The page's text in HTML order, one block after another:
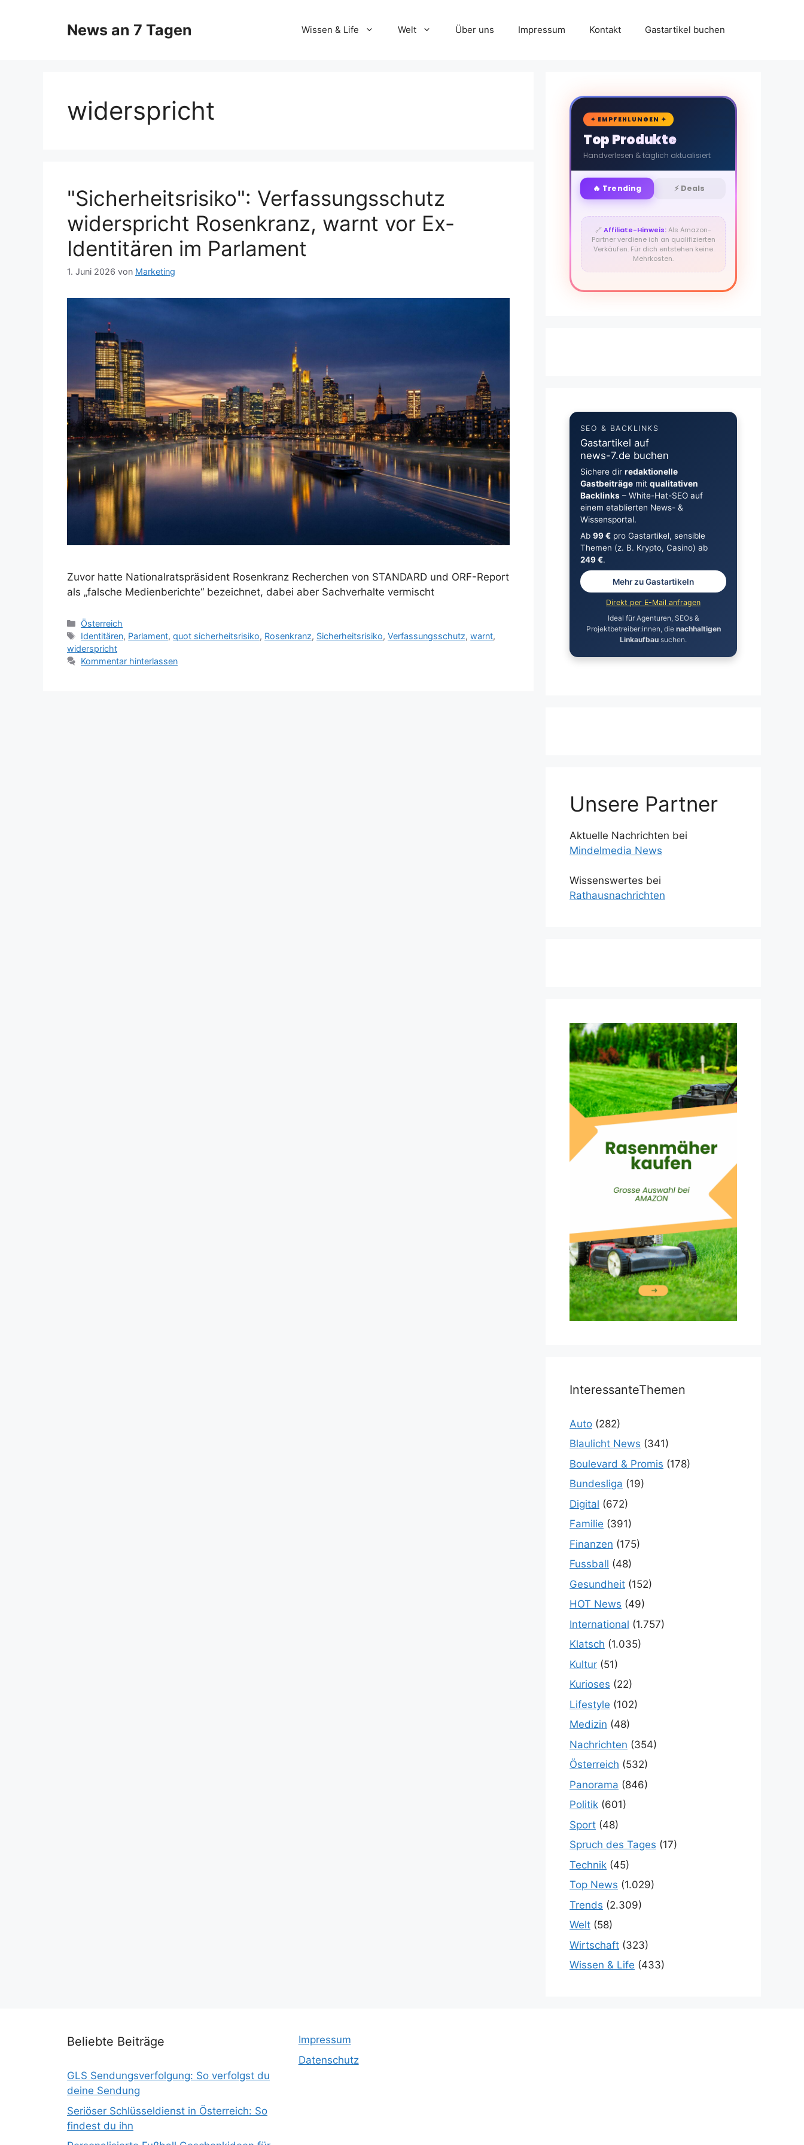
News an 7 Tagen Wissen & Life Welt Über uns Impressum Kontakt Gastartikel buchen
widerspricht
"Sicherheitsrisiko": Verfassungsschutz
widerspricht Rosenkranz, warnt vor Ex-
Identitären im Parlament
1. Juni 2026 von Marketing
Zuvor hatte Nationalratspräsident Rosenkranz Recherchen von STANDARD und ORF-Report
als „falsche Medienberichte“ bezeichnet, dabei aber Sachverhalte vermischt
Kategorien
Österreich
Schlagwörter
Identitären, Parlament,quot sicherheitsrisiko, Rosenkranz, Sicherheitsrisiko,Verfassungsschutz,warnt,
widerspricht
Kommentar hinterlassen
🛒
✦ EMPFEHLUNGEN ✦
Top Produkte
Handverlesen & täglich aktualisiert
🔥 Trending ⚡ Deals
🔗Affiliate-Hinweis:Als Amazon-
Partner verdiene ich an qualifizierten
Verkäufen. Für dich entstehen keine
Mehrkosten.
SEO & BACKLINKS
Gastartikel auf
news-7.de buchen
Sichere dir redaktionelle
Gastbeiträgemit qualitativen
Backlinks– White-Hat-SEO auf
einem etablierten News- &
Wissensportal.
Ab 99 €pro Gastartikel, sensible
Themen (z. B. Krypto, Casino) ab
249 €.
Mehr zu Gastartikeln
Direkt per E-Mail anfragen
Ideal für Agenturen, SEOs &
Projektbetreiber:innen, die nachhaltigen
Linkaufbau suchen.
Unsere Partner
Aktuelle Nachrichten bei
Mindelmedia News
Wissenswertes bei
Rathausnachrichten
InteressanteThemen
Auto (282)
Blaulicht News (341)
Boulevard & Promis (178)
Bundesliga (19)
Digital (672)
Familie (391)
Finanzen (175)
Fussball (48)
Gesundheit (152)
HOT News (49)
International (1.757)
Klatsch (1.035)
Kultur (51)
Kurioses (22)
Lifestyle (102)
Medizin (48)
Nachrichten (354)
Österreich (532)
Panorama (846)
Politik (601)
Sport (48)
Spruch des Tages (17)
Technik (45)
Top News (1.029)
Trends (2.309)
Welt (58)
Wirtschaft (323)
Wissen & Life (433)
Beliebte Beiträge
GLS Sendungsverfolgung: So verfolgst du
deine Sendung
Seriöser Schlüsseldienst in Österreich: So
findest du ihn
Impressum
Datenschutz